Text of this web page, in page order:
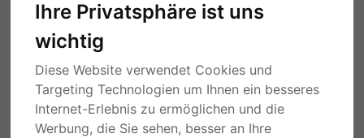
Ihre Privatsphäre ist uns
wichtig
Diese Website verwendet Cookies und
Targeting Technologien um Ihnen ein besseres
Internet-Erlebnis zu ermöglichen und die
Werbung, die Sie sehen, besser an Ihre